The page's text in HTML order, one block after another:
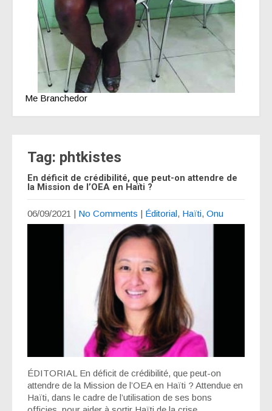
Me Branchedor
Tag: phtkistes
En déficit de crédibilité, que peut-on attendre de
la Mission de l’OEA en Haïti ?
06/09/2021 | No Comments | Éditorial, Haïti, Onu
ÉDITORIAL En déficit de crédibilité, que peut-on
attendre de la Mission de l’OEA en Haïti ? Attendue en
Haïti, dans le cadre de l’utilisation de ses bons